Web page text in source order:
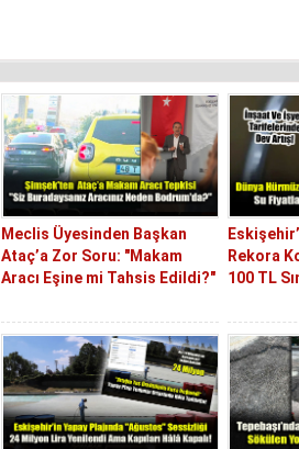
Meclis Üyesinden Başkan
Ataç’a Zor Soru: "Makam
Aracı Eşine mi Tahsis Edildi?"
Rekora
100 TL